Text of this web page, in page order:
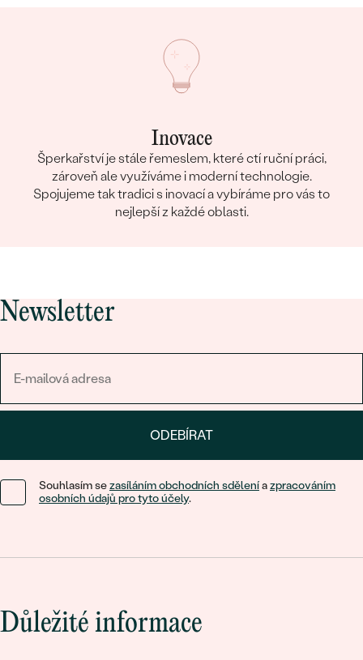
Inovace
Šperkařství je stále řemeslem, které ctí ruční práci,
zároveň ale využíváme i moderní technologie.
Spojujeme tak tradici s inovací a vybíráme pro vás to
nejlepší z každé oblasti.
Newsletter
ODEBÍRAT
Souhlasím sezasíláním obchodních sděleníazpracováním
osobních údajů pro tyto účely.
Důležité informace